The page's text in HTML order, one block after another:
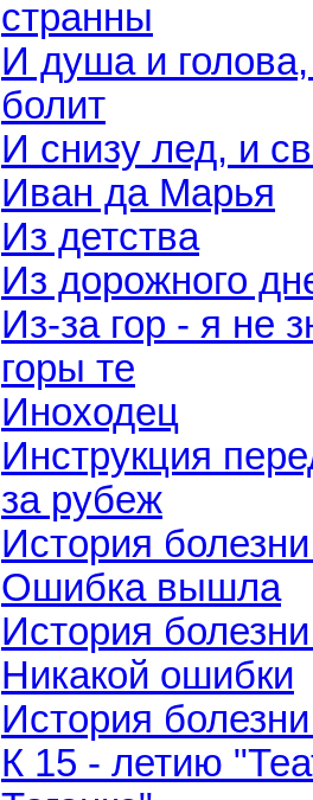
странны
И душа и
болит
И снизу лед, и
Иван да Марья
Из детства
Из дорожного
Из-за гор - я не
горы те
Иноходец
Инструкция
за рубеж
История
Ошибка вышла
История
Никакой ошибки
История
К 15 - летию